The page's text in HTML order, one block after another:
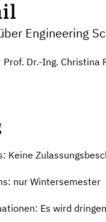
Engineering
Dr.-Ing. Christina
Keine
nur Wintersemester
Es wird